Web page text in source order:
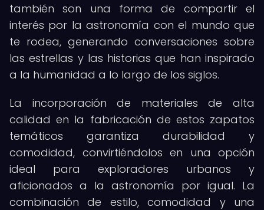
también son una forma de compartir el
interés por la astronomía con el mundo que
te rodea, generando conversaciones sobre
las estrellas y las historias que han inspirado
a la humanidad a lo largo de los siglos.
La incorporación de materiales de alta
calidad en la fabricación de estos zapatos
temáticos garantiza durabilidad y
comodidad, convirtiéndolos en una opción
ideal para exploradores urbanos y
aficionados a la astronomía por igual. La
combinación de estilo, comodidad y una